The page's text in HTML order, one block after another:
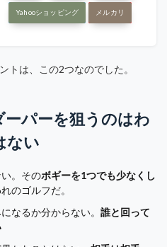
Yahooショッピング メルカリ
トは、この2つなのでした。
パーを狙うのはわ
ない
。そのボギーを1つでも少なくし
のゴルフだ。
なるか分からない。 誰と回って